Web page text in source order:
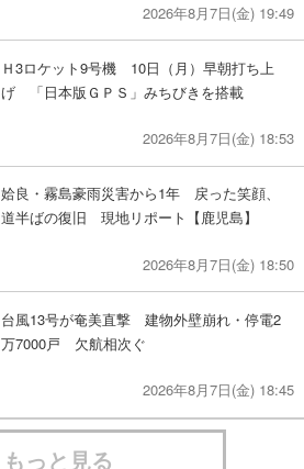
2026年8月7日(金) 19:49
Ｈ3ロケット9号機 10日（月）早朝打ち上
げ 「日本版ＧＰＳ」みちびきを搭載
2026年8月7日(金) 18:53
姶良・霧島豪雨災害から1年 戻った笑顔、
道半ばの復旧 現地リポート【鹿児島】
2026年8月7日(金) 18:50
台風13号が奄美直撃 建物外壁崩れ・停電2
万7000戸 欠航相次ぐ
2026年8月7日(金) 18:45
もっと見る